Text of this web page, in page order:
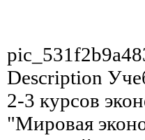
Description
2-3 курсов
"Мировая